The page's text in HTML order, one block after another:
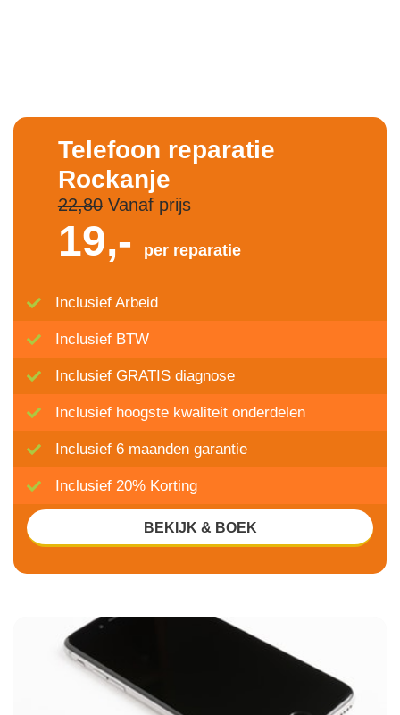
Telefoon reparatie
Rockanje
22,80Vanaf prijs
19,- per reparatie
Inclusief Arbeid
Inclusief BTW
Inclusief GRATIS diagnose
Inclusief hoogste kwaliteit onderdelen
Inclusief 6 maanden garantie
Inclusief 20% Korting
BEKIJK & BOEK